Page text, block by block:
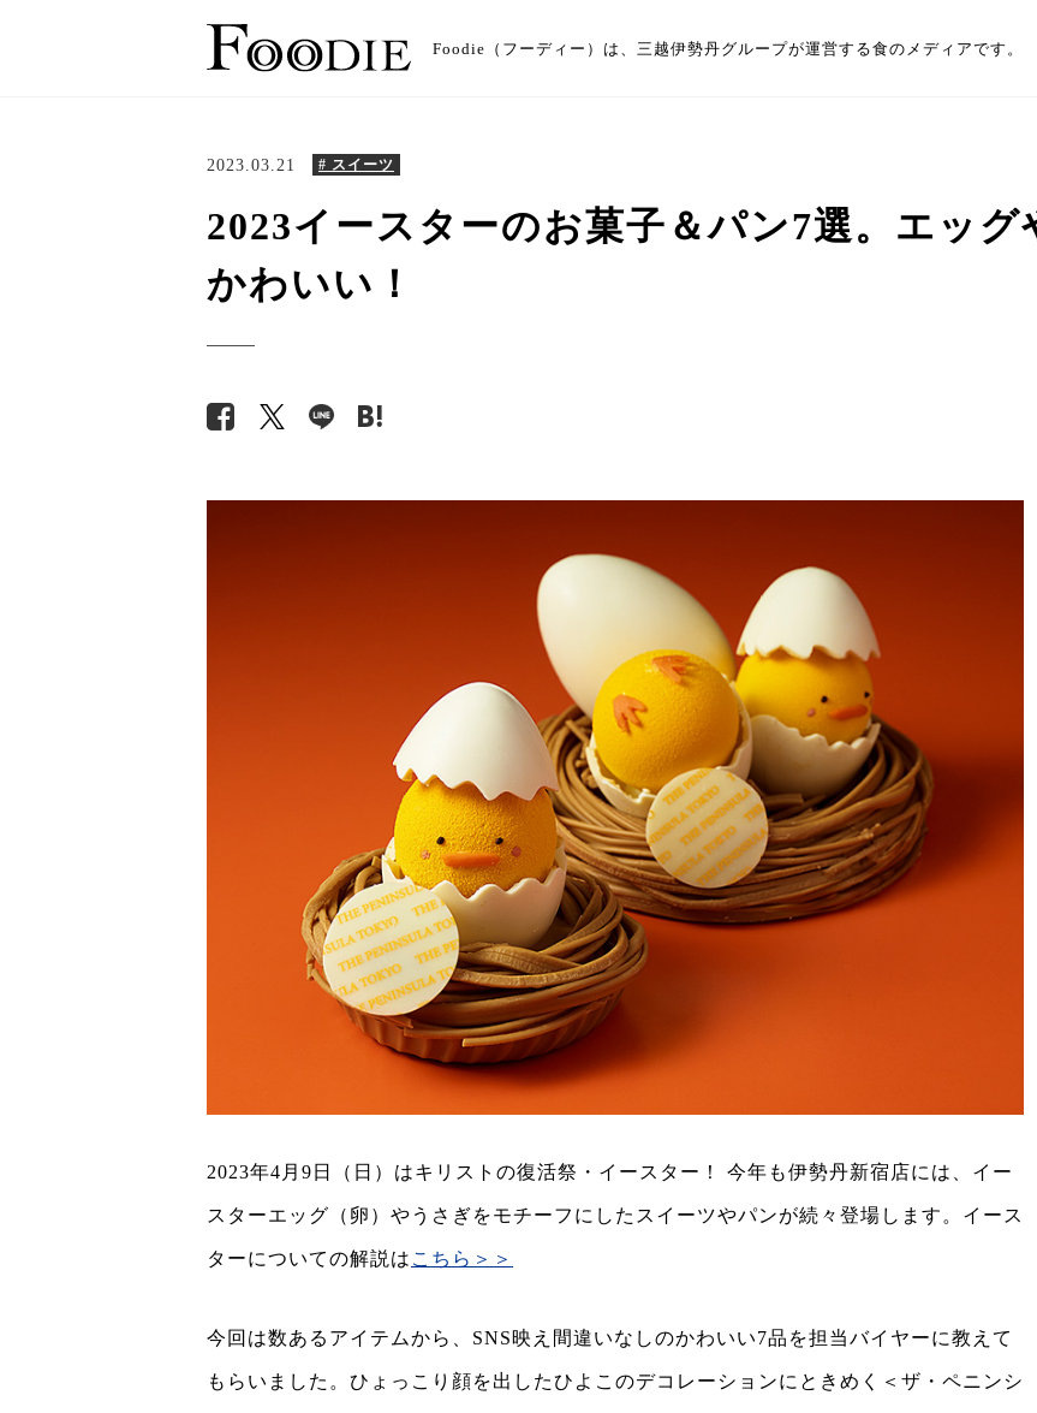
Foodie（フーディー）は、三越伊勢丹グループが運営する食のメディアです。
2023.03.21 # スイーツ
2023イースターのお菓子＆パン7選。エッ
かわいい！
2023年4月9日（日）はキリストの復活祭・イースター！ 今年も伊勢丹新宿店には、イー
スターエッグ（卵）やうさぎをモチーフにしたスイーツやパンが続々登場します。イース
ターについての解説は こちら＞＞
今回は数あるアイテムから、SNS映え間違いなしのかわいい7品を担当バイヤーに教えて
もらいました。ひょっこり顔を出したひよこのデコレーションにときめく＜ザ・ペニンシ